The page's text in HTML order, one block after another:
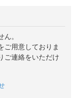
。
ご用意しておりま
ご連絡をいただけ